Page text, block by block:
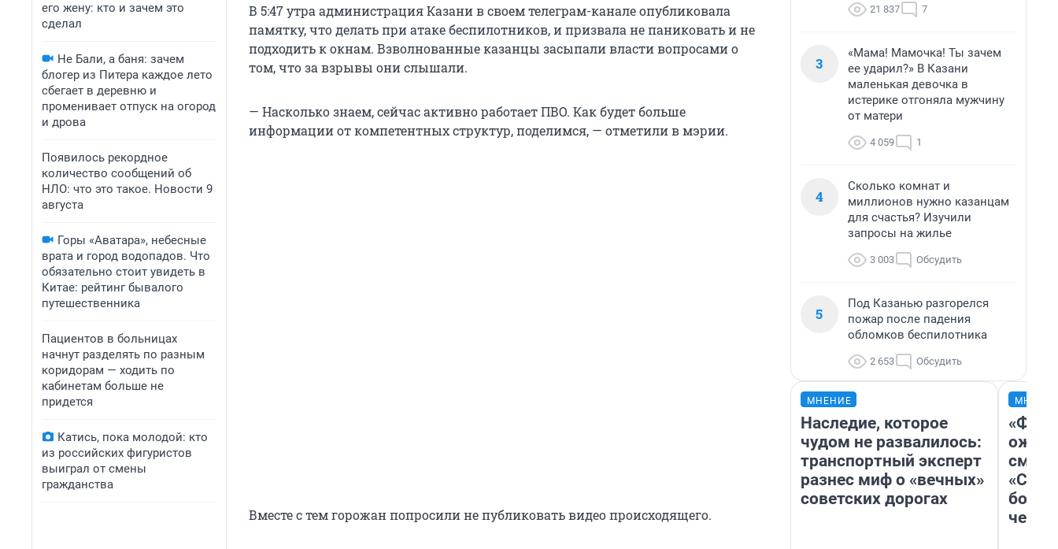
его жену: кто и зачем это
сделал
Не Бали, а баня: зачем
блогер из Питера каждое лето
сбегает в деревню и
променивает отпуск на огород
и дрова
Появилось рекордное
количество сообщений об
НЛО: что это такое. Новости 9
августа
Горы «Аватара», небесные
врата и город водопадов. Что
обязательно стоит увидеть в
Китае: рейтинг бывалого
путешественника
Пациентов в больницах
начнут разделять по разным
коридорам — ходить по
кабинетам больше не
придется
Катись, пока молодой: кто
из российских фигуристов
выиграл от смены
гражданства
В 5:47 утра администрация Казани в своем телеграм-канале опубликовала
памятку, что делать при атаке беспилотников, и призвала не паниковать и не
подходить к окнам. Взволнованные казанцы засыпали власти вопросами о
том, что за взрывы они слышали.
— Насколько знаем, сейчас активно работает ПВО. Как будет больше
информации от компетентных структур, поделимся, — отметили в мэрии.
Вместе с тем горожан попросили не публиковать видео происходящего.
21 837 7
3
«Мама! Мамочка! Ты зачем
ее ударил?» В Казани
маленькая девочка в
истерике отгоняла мужчину
от матери
4 059 1
4
Сколько комнат и
миллионов нужно казанцам
для счастья? Изучили
запросы на жилье
3 003 Обсудить
5
Под Казанью разгорелся
пожар после падения
обломков беспилотника
2 653 Обсудить
МНЕНИЕ
Наследие, которое
чудом не развалилось:
транспортный эксперт
разнес миф о «вечных»
советских дорогах